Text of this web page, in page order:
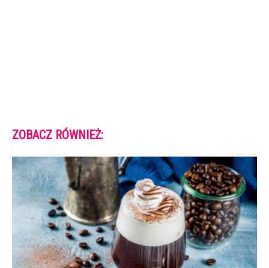
ZOBACZ RÓWNIEŻ: